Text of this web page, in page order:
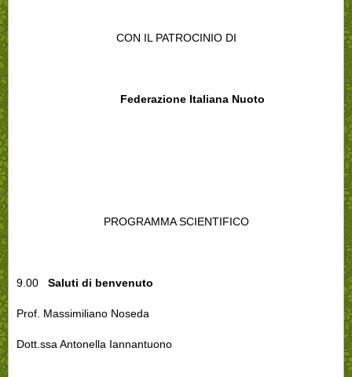
CON IL PATROCINIO DI
Federazione Italiana Nuoto
PROGRAMMA SCIENTIFICO
9.00 Saluti di benvenuto
Prof. Massimiliano Noseda
Dott.ssa Antonella Iannantuono